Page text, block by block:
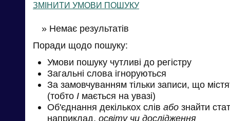
ЗМІНИТИ УМОВИ ПОШУКУ
» Немає результатів
Поради щодо пошуку:
Умови пошуку чутливі до регістру
Загальні слова ігноруються
За замовчуванням тільки записи, що
(тобто І мається на увазі)
Об'єднання декількох слів або знайти
наприклад, освіту чи дослідження